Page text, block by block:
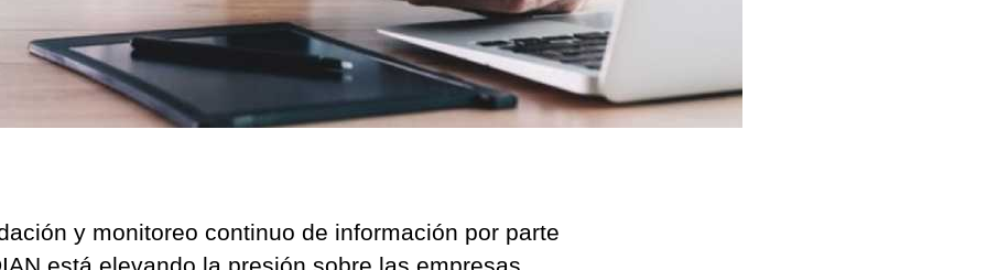
y monitoreo continuo de información por parte
está elevando la presión sobre las empresas.